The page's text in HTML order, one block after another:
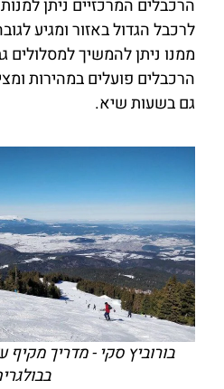
ממנו ניתן להמשיך למסלולים
הרכבלים פועלים במהירות
גם בשעות שיא.
בורוביץ סקי - מדריך מקיף